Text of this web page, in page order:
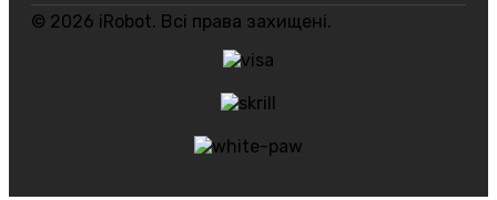
© 2026 iRobot. Всі права захищені.